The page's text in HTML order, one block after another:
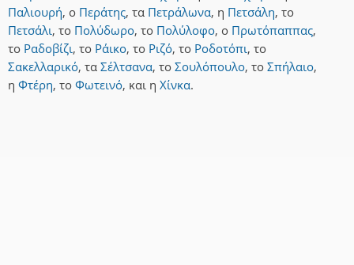
Παλιουρή, ο Περάτης, τα Πετράλωνα, η Πετσάλη, το
Πετσάλι, το Πολύδωρο, το Πολύλοφο, ο Πρωτόπαππας,
το Ραδοβίζι, το Ράικο, το Ριζό, το Ροδοτόπι, το
Σακελλαρικό, τα Σέλτσανα, το Σουλόπουλο, το Σπήλαιο,
η Φτέρη, το Φωτεινό, και η Χίνκα.